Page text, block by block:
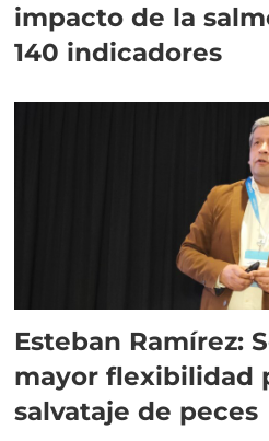
impacto de la
140 indicadores
Esteban Ramírez:
mayor flexibilidad
salvataje de peces